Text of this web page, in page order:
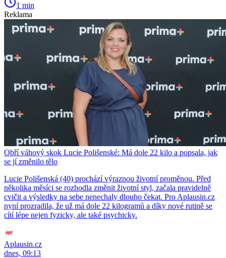
1 min
Reklama
Obří váhový skok Lucie Polišenské: Má dole 22 kilo a popsala, jak
se jí změnilo tělo
Lucie Polišenská (40) prochází výraznou životní proměnou. Před
několika měsíci se rozhodla změnit životní styl, začala pravidelně
cvičit a výsledky na sebe nenechaly dlouho čekat. Pro Aplausin.cz
nyní prozradila, že už má dole 22 kilogramů a díky nové rutině se
cítí lépe nejen fyzicky, ale také psychicky.
Aplausin.cz
dnes, 09:13